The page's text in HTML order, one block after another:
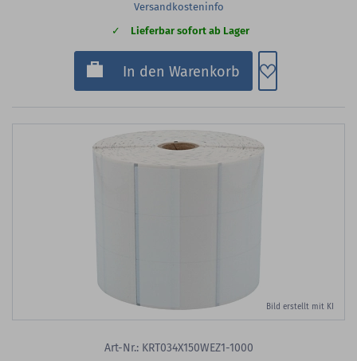
Versandkosteninfo
Lieferbar sofort ab Lager
In den Warenkorb Zum
Bild erstellt mit KI
Art-Nr.: KRT034X150WEZ1-1000